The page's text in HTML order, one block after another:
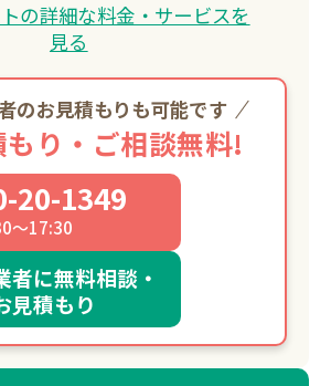
の詳細な料金・サービスを
見る
のお見積もりも可能です
もり・ご相談無料!
20-1349
～17:30
者に無料相談・
見積もり